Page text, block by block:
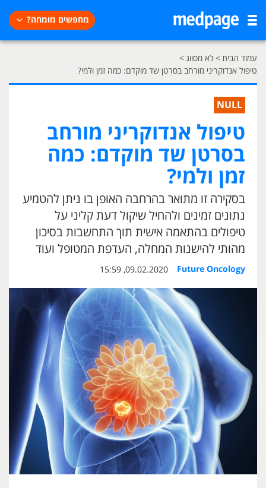
מחפשים מומחה?
עמוד הבית>לא מסווג>
טיפול אנדוקריני מורחב בסרטן שד מוקדם: כמה זמן ולמי?
NULL
טיפול אנדוקריני מורחב
בסרטן שד מוקדם: כמה
זמן ולמי?
בסקירה זו מתואר בהרחבה האופן בו ניתן להטמיע
נתונים זמינים ולהחיל שיקול דעת קליני על
טיפולים בהתאמה אישית תוך התחשבות בסיכון
מהותי להישנות המחלה, העדפת המטופל ועוד
Future Oncology
09.02.2020, 15:59